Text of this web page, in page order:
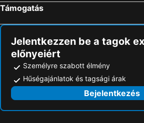
Támogatás
Jelentkezzen be a tagok
előnyeiért
Személyre szabott élmény
Hűségajánlatok és tagsági árak
Bejelentkezés